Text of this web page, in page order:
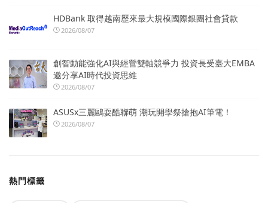
HDBank 取得越南歷來最大規模國際銀團社會貸款
2026/08/07
創智動能強化AI與經營雙軸競爭力 投資長受臺大EMBA
邀分享AI時代投資思維
2026/08/07
ASUSx三麗鷗耍酷聯萌 潮玩開學祭搶抱AI筆電！
2026/08/07
熱門標籤